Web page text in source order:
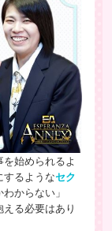
始められるよ
するようなセク
からない」
る必要はあり